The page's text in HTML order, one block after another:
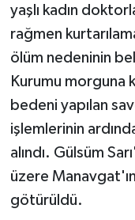
yaşlı kadın
rağmen
ölüm nedeninin
Kurumu morguna
bedeni yapılan
işlemlerinin
alındı. Gülsüm
üzere
götürüldü.